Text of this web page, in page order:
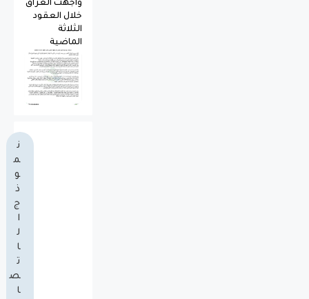
واجهت العراق
خلال العقود
الثلاثة
الماضية
ن
م
و
ذ
ج
ا
ل
ا
ت
ص
ا